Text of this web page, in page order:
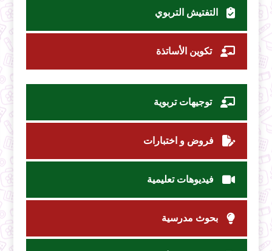
التفتيش التربوي
تكوين الأساتذة
توجيهات تربوية
فروض و اختبارات
فيديوهات تعليمية
بحوث مدرسية